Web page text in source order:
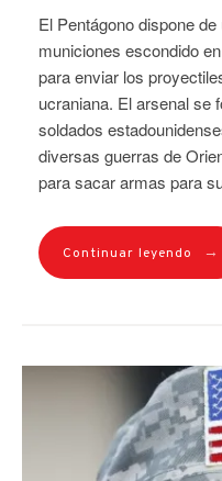
El Pentágono dispone
municiones escondido
para enviar los
ucraniana. El arsenal se
soldados
diversas guerras de
para sacar armas para
Continuar leyendo →